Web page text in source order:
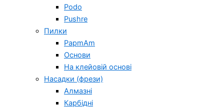
Podo
Pushre
Пилки
PapmAm
Основи
На клейовій основі
Насадки (фрези)
Алмазні
Карбідні